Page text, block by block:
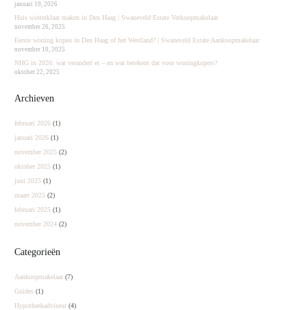
januari 19, 2026
Huis winterklaar maken in Den Haag | Swaneveld Estate Verkoopmakelaar
november 26, 2025
Eerste woning kopen in Den Haag of het Westland? | Swaneveld Estate Aankoopmakelaar
november 10, 2025
NHG in 2026: wat verandert er – en wat betekent dat voor woningkopers?
oktober 22, 2025
Archieven
februari 2026 (1)
januari 2026 (1)
november 2025 (2)
oktober 2025 (1)
juni 2025 (1)
maart 2025 (2)
februari 2025 (1)
november 2024 (2)
Categorieën
Aankoopmakelaar (7)
Guides (1)
Hypotheekadviseur (4)